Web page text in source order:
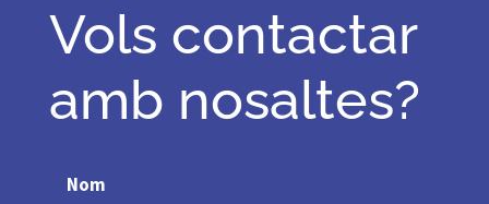
Vols contactar
amb nosaltes?